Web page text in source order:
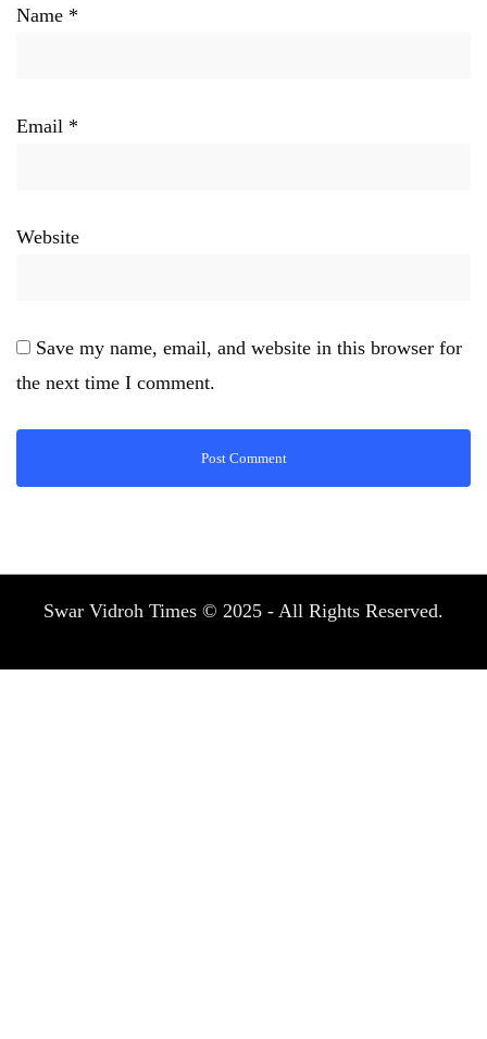
Name *
Email *
Website
Save my name, email, and website in this browser for
the next time I comment.
Swar Vidroh Times © 2025 - All Rights Reserved.